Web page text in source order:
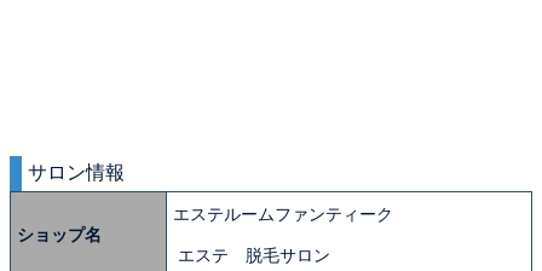
サロン情報
ショップ名
エステルームファンティーク
エステ 脱毛サロン